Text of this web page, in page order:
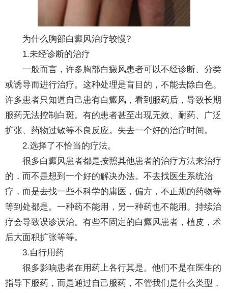
为什么胸部白癜风治疗较慢?
1.未经诊断的治疗
一般而言，许多胸部白癜风患者可以不经诊断、分类
或诱导而进行治疗。这种处理是盲目的，不能去除白色。
许多患者只知道自己患有白癜风，看到服药后，导致长期
服药无法控制白斑。有的患者甚至出现无效、耐药、广泛
扩张、药物过敏等不良反应。失去一个好的治疗时间。
2.选择了不恰当的疗法。
很多白癜风患者都是按照其他患者的治疗方法来治疗
的，而不是想到一个好的解决办法。不去找医生系统治
疗，而是去找一些不科学的庸医，偏方，不正规的药物等
等到处都是。一种药不能用，另一种药也不能用。持续治
疗会导致误诊误治。有些不固定的白癜风患者，植皮，术
后大面积扩张等等。
3.自行用药
很多影响患者在用药上各行其是。他们不是在医生的
指导下服药，而是通过自己服药，不管我们是什么类型，